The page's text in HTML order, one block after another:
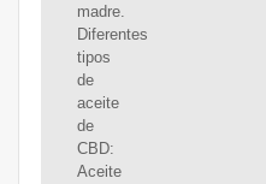
madre.
Diferentes
tipos
de
aceite
de
CBD:
Aceite